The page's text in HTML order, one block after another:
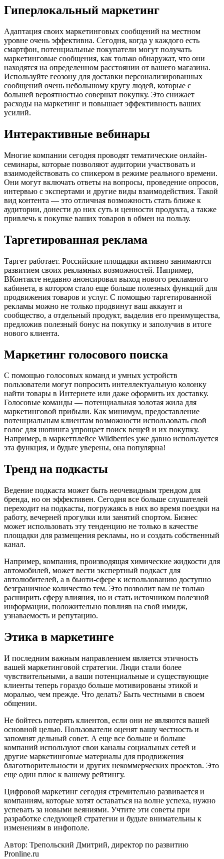
Гиперлокальный маркетинг
Адаптация своих маркетинговых сообщений на местном
уровне очень эффективна. Сегодня, когда у каждого есть
смартфон, потенциальные покупатели могут получать
маркетинговые сообщения, как только обнаружат, что они
находятся на определенном расстоянии от вашего магазина.
Используйте геозону для доставки персонализированных
сообщений очень небольшому кругу людей, которые с
большей вероятностью совершат покупку. Это снижает
расходы на маркетинг и повышает эффективность ваших
усилий.
Интерактивные вебинары
Многие компании сегодня проводят тематические онлайн-
семинары, которые позволяют аудитории участвовать и
взаимодействовать со спикером в режиме реального времени.
Они могут включать ответы на вопросы, проведение опросов,
интервью с экспертами и другие виды взаимодействия. Такой
вид контента — это отличная возможность стать ближе к
аудитории, донести до них суть и ценности продукта, а также
привлечь к покупке ваших товаров в обмен на пользу.
Таргетированная реклама
Таргет работает. Российские площадки активно занимаются
развитием своих рекламных возможностей. Например,
ВКонтакте недавно анонсировал выход нового рекламного
кабинета, в котором стало еще больше полезных функций для
продвижения товаров и услуг. С помощью таргетированной
рекламы можно не только продвинут ваш аккаунт и
сообщество, а отдельный продукт, выделив его преимущества,
предложив полезный бонус на покупку и заполучив в итоге
нового клиента.
Маркетинг голосового поиска
С помощью голосовых команд и умных устройств
пользователи могут попросить интеллектуальную колонку
найти товары в Интернете или даже оформить их доставку.
Голосовые команды — потенциальная золотая жила для
маркетинговой прибыли. Как минимум, предоставление
потенциальным клиентам возможности использовать свой
голос для шопинга упрощает поиск вещей и их покупку.
Например, в маркетплейсе Wildberries уже давно используется
эта функция, и будьте уверены, она популярна!
Тренд на подкасты
Ведение подкаста может быть неочевидным трендом для
бренда, но он эффективен. Сегодня все больше слушателей
переходит на подкасты, погружаясь в них во время поездки на
работу, вечерней прогулки или занятий спортом. Бизнес
может использовать эту тенденцию не только в качестве
площадки для размещения рекламы, но и создать собственный
канал.
Например, компания, производящая химические жидкости для
автомобилей, может вести экспертный подкаст для
автолюбителей, а в бьюти-сфере к использованию доступно
безграничное количество тем. Это позволит вам не только
расширить сферу влияния, но и стать источником полезной
информации, положительно повлияв на свой имидж,
узнаваемость и репутацию.
Этика в маркетинге
И последним важным направлением является этичность
вашей маркетинговой стратегии. Люди стали более
чувствительными, а ваши потенциальные и существующие
клиенты теперь гораздо больше мотивированы этикой и
моралью, чем прежде. Что делать? Быть честными в своем
общении.
Не бойтесь потерять клиентов, если они не являются вашей
основной целью. Пользователи оценят вашу честность и
запомнят дельный совет. А еще все больше и больше
компаний используют свои каналы социальных сетей и
другие маркетинговые материалы для продвижения
благотворительности и других некоммерческих проектов. Это
еще один плюс к вашему рейтингу.
Цифровой маркетинг сегодня стремительно развивается и
компаниям, которые хотят оставаться на волне успеха, нужно
успевать за новыми веяниями. Учтите эти советы при
разработке следующей стратегии и будьте внимательны к
изменениям в инфополе.
Автор: Трепольский Дмитрий, директор по развитию
Pronline.ru